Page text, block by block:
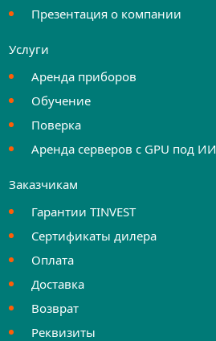
Презентация о компании
Услуги
Аренда приборов
Обучение
Поверка
Аренда серверов с GPU под ИИ
Заказчикам
Гарантии TINVEST
Сертификаты дилера
Оплата
Доставка
Возврат
Реквизиты